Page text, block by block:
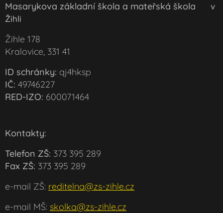
Masarykova základní škola a mateřská škola v
Žihli
Žihle 178
Kralovice, 331 41
ID schránky: qj4hksp
IČ: 49746227
RED-IZO: 600071464
Kontakty:
Telefon ZŠ: 373 395 289
Fax ZŠ: 373 395 289
e-mail ZŠ: reditelna@zs-zihle.cz
e-mail MŠ: skolka@zs-zihle.cz